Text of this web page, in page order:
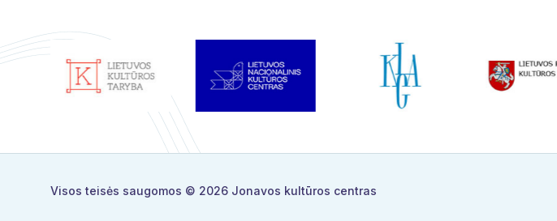
Visos teisės saugomos © 2026 Jonavos kultūros centras